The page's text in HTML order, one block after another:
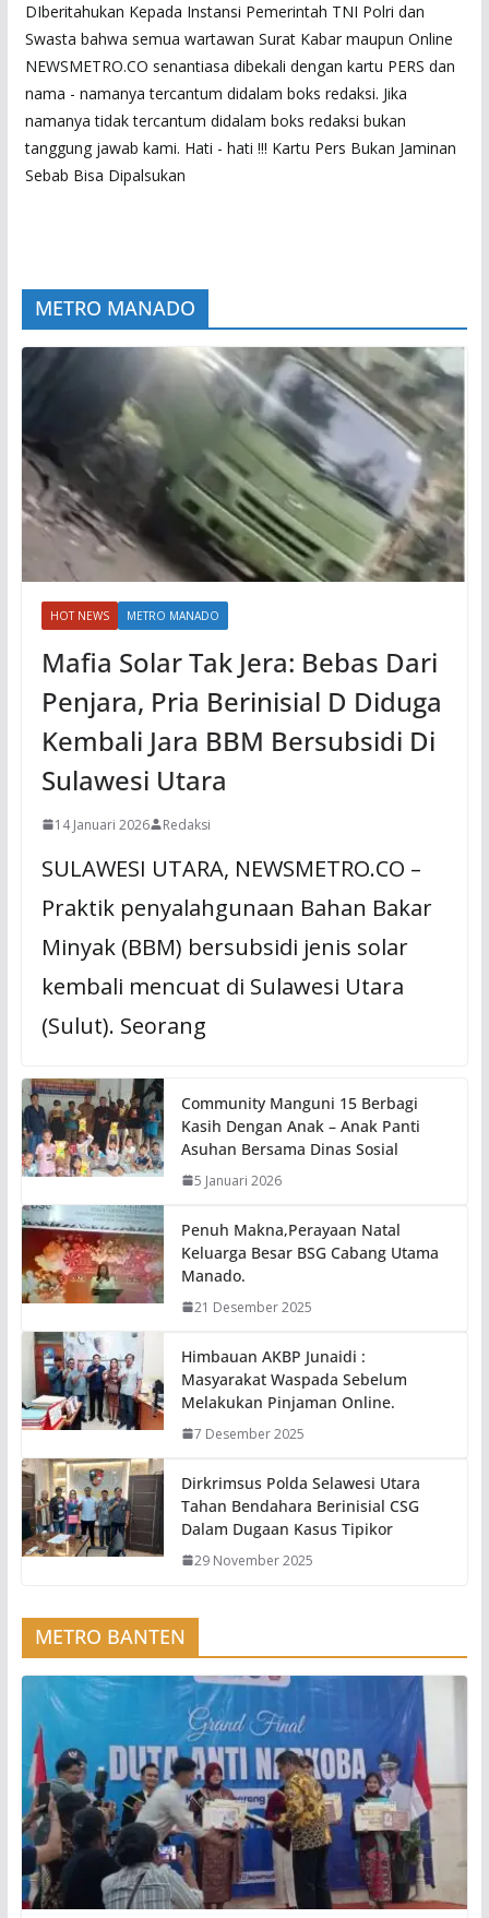
DIberitahukan Kepada Instansi Pemerintah TNI Polri dan
Swasta bahwa semua wartawan Surat Kabar maupun Online
NEWSMETRO.CO senantiasa dibekali dengan kartu PERS dan
nama - namanya tercantum didalam boks redaksi. Jika
namanya tidak tercantum didalam boks redaksi bukan
tanggung jawab kami. Hati - hati !!! Kartu Pers Bukan Jaminan
Sebab Bisa Dipalsukan
METRO MANADO
HOT NEWS METRO MANADO
Mafia Solar Tak Jera: Bebas Dari
Penjara, Pria Berinisial D Diduga
Kembali Jara BBM Bersubsidi Di
Sulawesi Utara
14 Januari 2026 Redaksi
SULAWESI UTARA, NEWSMETRO.CO –
Praktik penyalahgunaan Bahan Bakar
Minyak (BBM) bersubsidi jenis solar
kembali mencuat di Sulawesi Utara
(Sulut). Seorang
Community Manguni 15 Berbagi
Kasih Dengan Anak – Anak Panti
Asuhan Bersama Dinas Sosial
5 Januari 2026
Penuh Makna,Perayaan Natal
Keluarga Besar BSG Cabang Utama
Manado.
21 Desember 2025
Himbauan AKBP Junaidi :
Masyarakat Waspada Sebelum
Melakukan Pinjaman Online.
7 Desember 2025
Dirkrimsus Polda Selawesi Utara
Tahan Bendahara Berinisial CSG
Dalam Dugaan Kasus Tipikor
29 November 2025
METRO BANTEN